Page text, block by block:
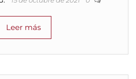
Leer más